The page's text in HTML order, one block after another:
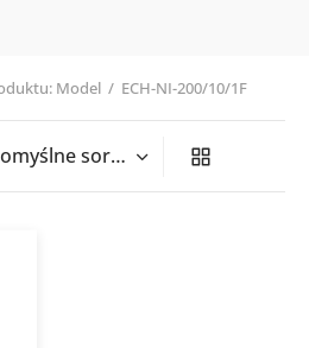
Model / ECH-NI-200/10/1F